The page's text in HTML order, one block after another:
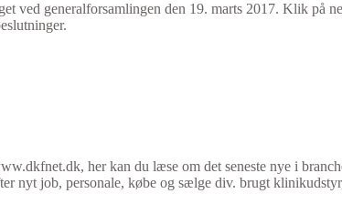
ved generalforsamlingen den 19. marts 2017. Klik på
her kan du læse om det seneste nye i
nyt job, personale, købe og sælge div. brugt